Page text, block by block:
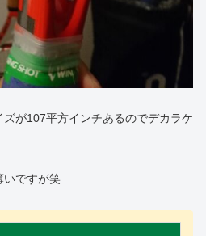
が107平方インチあるのでデカラケ
いですが笑